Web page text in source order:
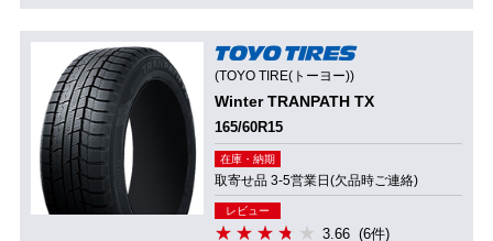
(TOYO TIRE(トーヨー))
Winter TRANPATH TX
165/60R15
在庫・納期
取寄せ品 3-5営業日(欠品時ご連絡)
レビュー
3.66 (6件)